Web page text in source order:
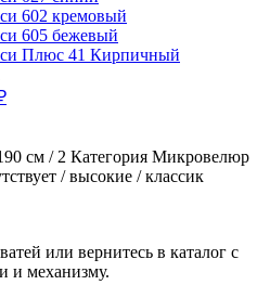
см / 2 Категория Микровелюр
/ высокие / классик
или вернитесь в каталог с
и механизму.